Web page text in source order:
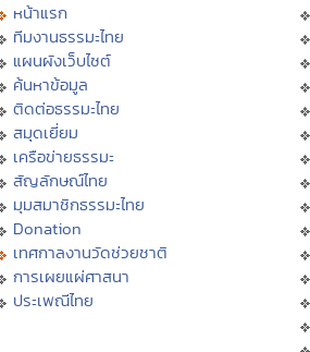
หน้าแรก
ทีมงานธรรมะไทย
แผนผังเว็บไซต์
ค้นหาข้อมูล
ติดต่อธรรมะไทย
สมุดเยี่ยม
เครือข่ายธรรมะ
สัญลักษณ์ไทย
มุมสมาชิกธรรมะไทย
Donation
เทศกาลงานวัดช่วยชาติ
การเผยแผ่ศาสนา
ประเพณีไทย